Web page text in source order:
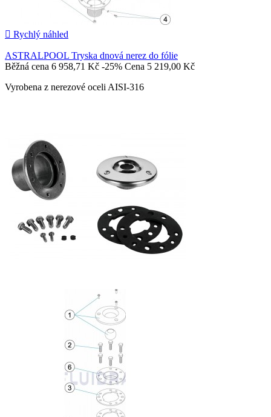
 Rychlý náhled
ASTRALPOOL Tryska dnová nerez do fólie
Běžná cena 6 958,71 Kč -25% Cena 5 219,00 Kč
Vyrobena z nerezové oceli AISI-316
Přidat do košíku